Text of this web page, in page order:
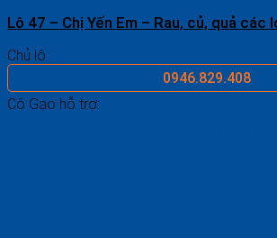
Lô 47 – Chị Yến Em – Rau, củ, quả các
Chủ lô:
0946.829.408
Cô Gạo hỗ trợ: